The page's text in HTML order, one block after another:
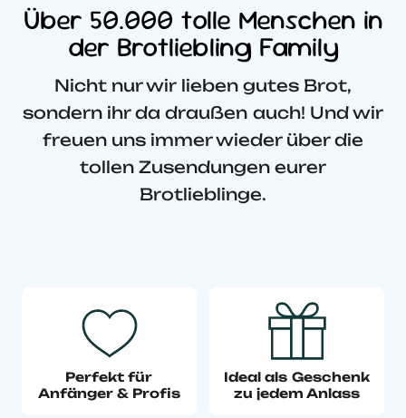
Über 50.000 tolle Menschen in
der Brotliebling Family
Nicht nur wir lieben gutes Brot,
sondern ihr da draußen auch! Und wir
freuen uns immer wieder über die
tollen Zusendungen eurer
Brotlieblinge.
Perfekt für
Anfänger & Profis
Ideal als Geschenk
zu jedem Anlass